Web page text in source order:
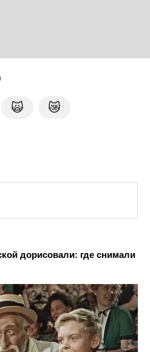
🙀 😿
дорисовали: где снимали